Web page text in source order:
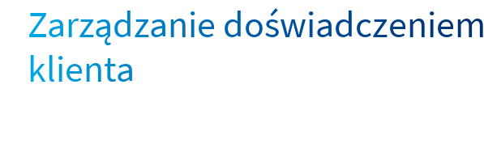
Zarządzanie doświadczeniem
klienta